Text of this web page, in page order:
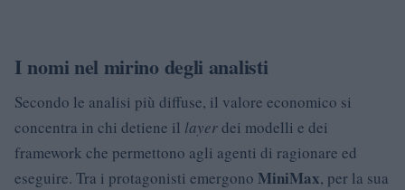
I nomi nel mirino degli analisti
Secondo le analisi più diffuse, il valore economico si
concentra in chi detiene il layerdei modelli e dei
framework che permettono agli agenti di ragionare ed
eseguire. Tra i protagonisti emergono MiniMax, per la sua